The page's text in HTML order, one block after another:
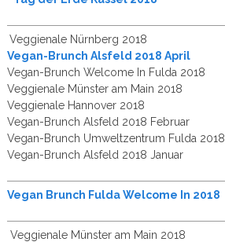
Veggienale Nürnberg 2018
Vegan-Brunch Alsfeld 2018 April
Vegan-Brunch Welcome In Fulda 2018
Veggienale Münster am Main 2018
Veggienale Hannover 2018
Vegan-Brunch Alsfeld 2018 Februar
Vegan-Brunch Umweltzentrum Fulda 2018
Vegan-Brunch Alsfeld 2018 Januar
Vegan Brunch Fulda Welcome In 2018
Veggienale Münster am Main 2018